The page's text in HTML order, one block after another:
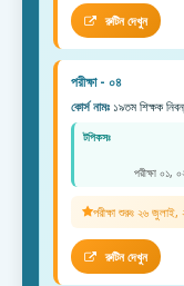
রুটিন দেখুন
পরীক্ষা - ০৪
কোর্স নামঃ ১৯তম শিক্ষক
টপিকসঃ
পরীক্ষা ০১,
পরীক্ষা শুরুঃ ২৬
রুটিন দেখুন